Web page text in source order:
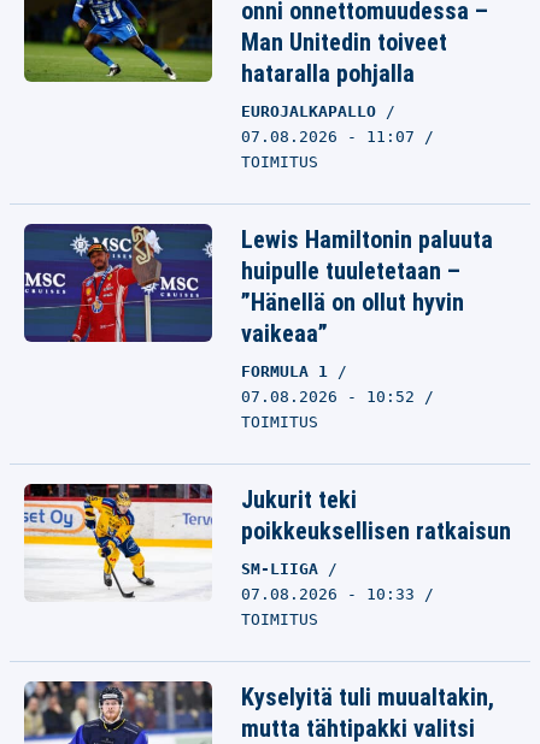
onni onnettomuudessa –
Man Unitedin toiveet
hataralla pohjalla
EUROJALKAPALLO
07.08.2026 - 11:07
TOIMITUS
Lewis Hamiltonin paluuta
huipulle tuuletetaan –
”Hänellä on ollut hyvin
vaikeaa”
FORMULA 1
07.08.2026 - 10:52
TOIMITUS
Jukurit teki
poikkeuksellisen ratkaisun
SM-LIIGA
07.08.2026 - 10:33
TOIMITUS
Kyselyitä tuli muualtakin,
mutta tähtipakki valitsi